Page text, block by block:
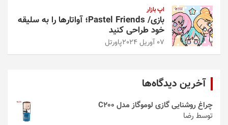
اپ بازار
بازی/ Pastel Friends؛ آواتارها را به سلیقه
خود طراحی کنید
07 آوریل 2024 پاورتل
آخرین دیدگاه‌ها
چراغ روشنایی گازی لوموگاز مدل C200
توسط رضا